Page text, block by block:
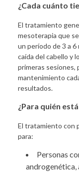
¿Cada cuánto
El tratamiento
mesoterapia que
un período de 3 a 6
caída del cabello y
primeras sesiones,
mantenimiento
resultados.
¿Para quién
El tratamiento con
para:
Personas
androgenética,